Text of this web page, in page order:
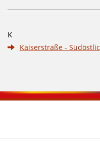
K
Kaiserstraße -